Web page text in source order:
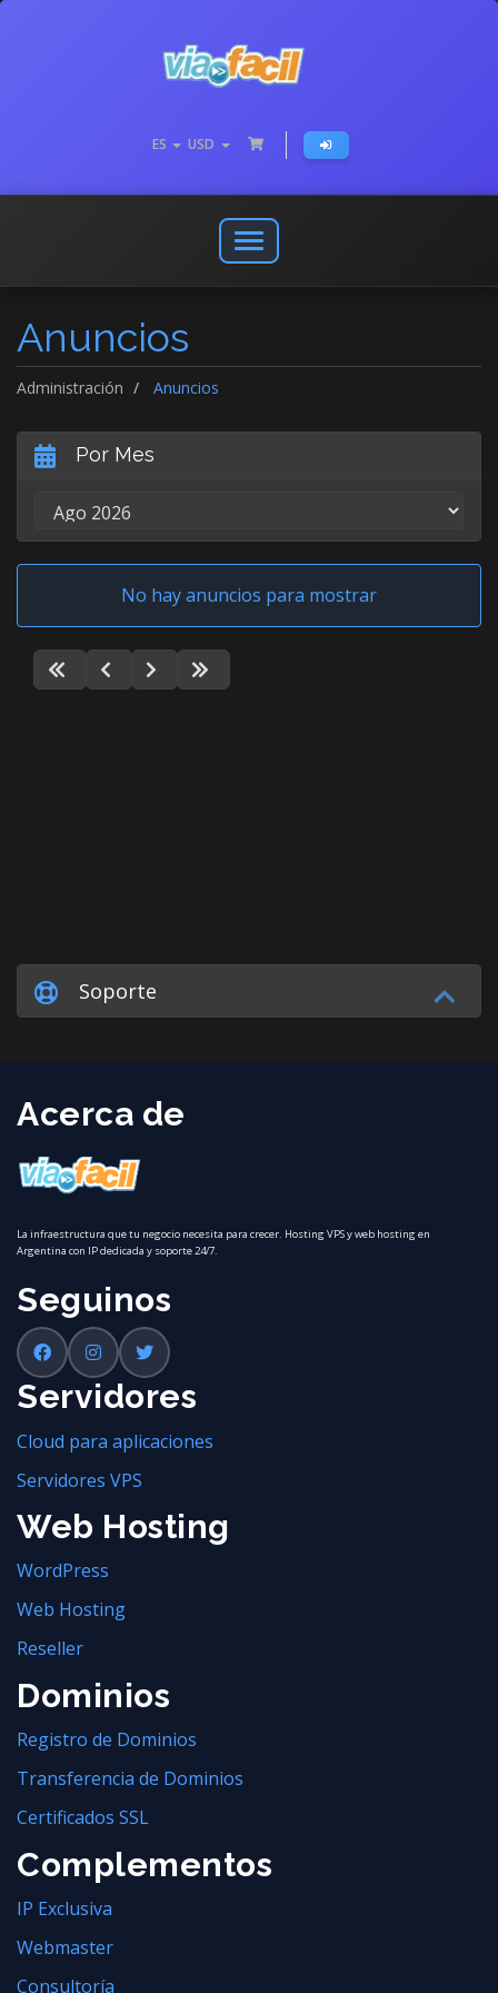
ES USD
Abrir
o
Anuncios
Administración Anuncios
Por Mes
No hay anuncios para mostrar
Soporte
Acerca de
La infraestructura que tu negocio necesita para crecer. Hosting VPS y web hosting en
Argentina con IP dedicada y soporte 24/7.
Seguinos
Servidores
Cloud para aplicaciones
Servidores VPS
Web Hosting
WordPress
Web Hosting
Reseller
Dominios
Registro de Dominios
Transferencia de Dominios
Certificados SSL
Complementos
IP Exclusiva
Webmaster
Consultoría